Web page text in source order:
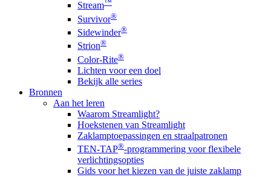
Stream™
Survivor®
Sidewinder®
Strion®
Color-Rite®
Lichten voor een doel
Bekijk alle series
Bronnen
Aan het leren
Waarom Streamlight?
Hoekstenen van Streamlight
Zaklamptoepassingen en straalpatronen
TEN-TAP®-programmering voor flexibele
verlichtingsopties
Gids voor het kiezen van de juiste zaklamp